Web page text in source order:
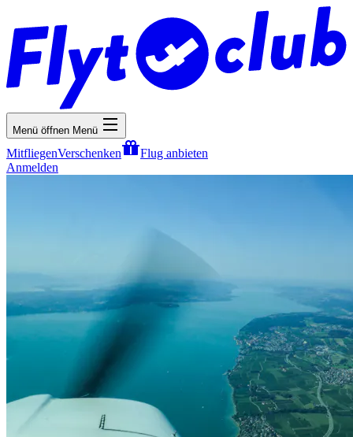
Menü öffnen Menü
MitfliegenVerschenken
Flug anbieten
Anmelden